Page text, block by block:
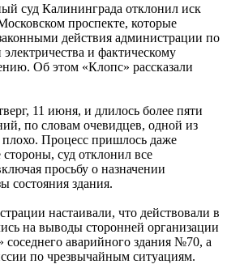
суд Калининграда отклонил иск
проспекте, которые
действия администрации по
и фактическому
Об этом «Клопс» рассказали
11 июня, и длилось более пяти
по словам очевидцев, одной из
Процесс пришлось даже
суд отклонил все
просьбу о назначении
состояния здания.
настаивали, что действовали в
на выводы сторонней организации
соседнего аварийного здания №70, а
по чрезвычайным ситуациям.